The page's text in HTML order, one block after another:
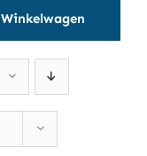
Winkelwagen